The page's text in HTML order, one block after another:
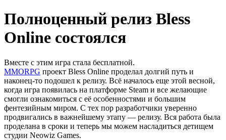
Полноценный релиз Bless
Online состоялся
Вместе с этим игра стала бесплатной.
MMORPG проект Bless Online проделал долгий путь и
наконец-то подошел к релизу. Всё началось еще этой весной,
когда игра появилась на платформе Steam и все желающие
смогли ознакомиться с её особенностями и большим
фентезийным миром. С тех пор разработчики уверенно
продвигались в важнейшему этапу — релизу. Вся работа была
проделана в сроки и теперь мы можем насладиться детищем
студии Neowiz Games.